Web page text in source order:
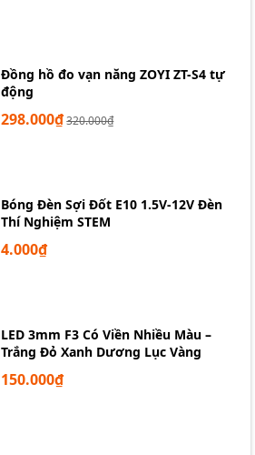
Đồng hồ đo vạn năng ZOYI ZT-S4 tự
động
298.000₫320.000₫
Bóng Đèn Sợi Đốt E10 1.5V-12V Đèn
Thí Nghiệm STEM
4.000₫
LED 3mm F3 Có Viền Nhiều Màu –
Trắng Đỏ Xanh Dương Lục Vàng
150.000₫